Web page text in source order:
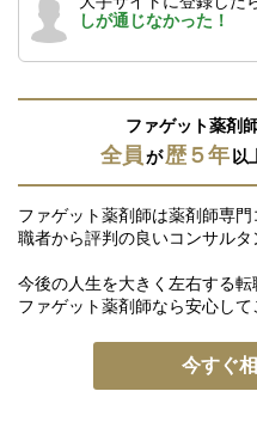
しが通じなかった！
ファゲット薬剤
全員が歴５年 以
ファゲット薬剤師は薬剤師専
職者から評判の良いコンサルタ
今後の人生を大きく左右する転
ファゲット薬剤師なら安心して
今すぐ